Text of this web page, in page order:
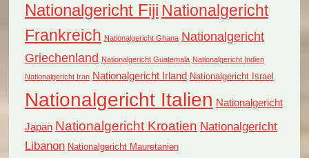
Nationalgericht Fiji Nationalgericht
Frankreich Nationalgericht Ghana Nationalgericht
Griechenland Nationalgericht Guatemala Nationalgericht Indien
Nationalgericht Iran Nationalgericht Irland Nationalgericht Israel
Nationalgericht Italien Nationalgericht
Japan Nationalgericht Kroatien Nationalgericht
Libanon Nationalgericht Mauretanien